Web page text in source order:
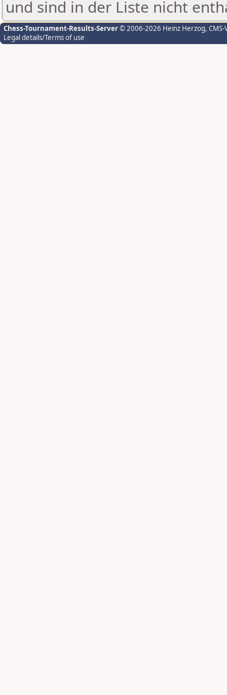
und sind in der Liste nicht
Chess-Tournament-Results-Server© 2006-2026 Heinz Herzog,
Legal details/Terms of use